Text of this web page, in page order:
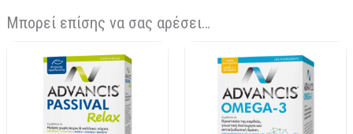
Μπορεί επίσης να σας αρέσει…